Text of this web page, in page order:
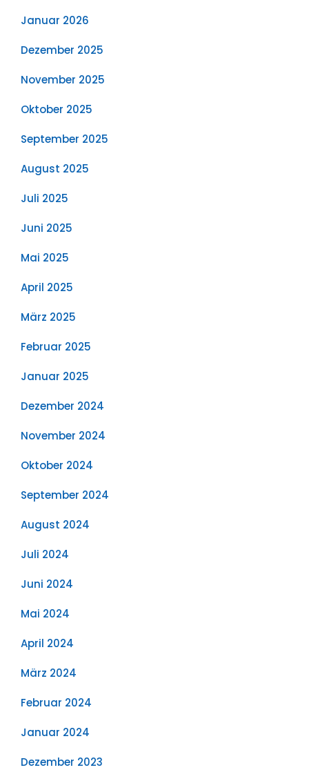
Januar 2026
Dezember 2025
November 2025
Oktober 2025
September 2025
August 2025
Juli 2025
Juni 2025
Mai 2025
April 2025
März 2025
Februar 2025
Januar 2025
Dezember 2024
November 2024
Oktober 2024
September 2024
August 2024
Juli 2024
Juni 2024
Mai 2024
April 2024
März 2024
Februar 2024
Januar 2024
Dezember 2023